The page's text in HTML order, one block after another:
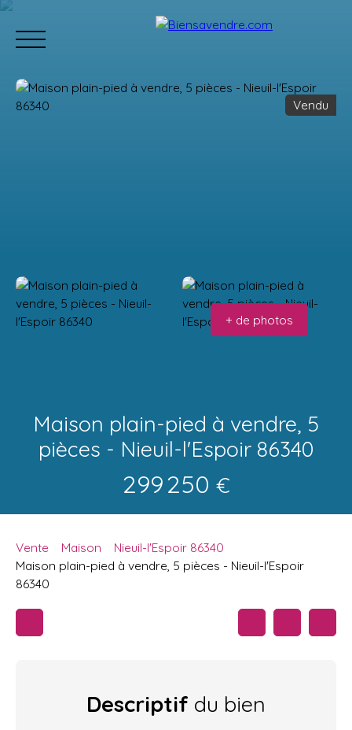
Vendu
+ de photos
Maison plain-pied à vendre, 5
pièces - Nieuil-l'Espoir 86340
299 250 €
Vente Maison
Nieuil-l'Espoir 86340
Maison plain-pied à vendre, 5 pièces - Nieuil-l'Espoir
86340
Descriptif du bien